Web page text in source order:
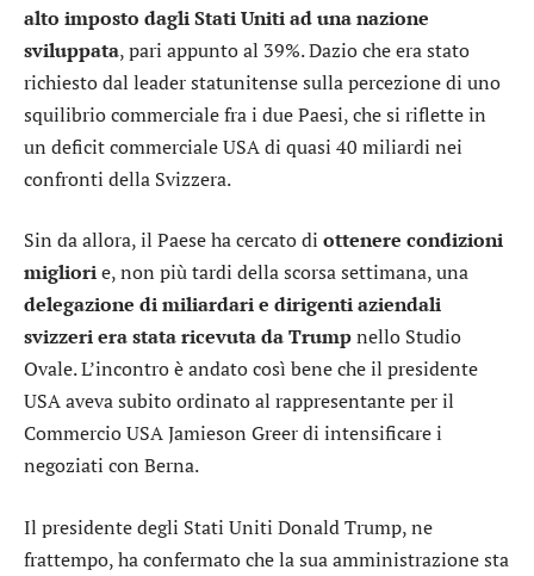
alto imposto dagli Stati Uniti ad una nazione
sviluppata, pari appunto al 39%. Dazio che era stato
richiesto dal leader statunitense sulla percezione di uno
squilibrio commerciale fra i due Paesi, che si riflette in
un deficit commerciale USA di quasi 40 miliardi nei
confronti della Svizzera.
Sin da allora, il Paese ha cercato di ottenere condizioni
migliorie, non più tardi della scorsa settimana, una
delegazione di miliardari e dirigenti aziendali
svizzeri era stata ricevutada Trumpnello Studio
Ovale. L’incontro è andato così bene che il presidente
USA aveva subito ordinato al rappresentante per il
Commercio USA Jamieson Greer di intensificare i
negoziati con Berna.
Il presidente degli Stati Uniti Donald Trump, ne
frattempo, ha confermato che la sua amministrazione sta